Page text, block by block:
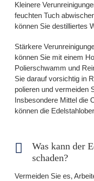
Kleinere
feuchten Tuch
können Sie destilliertes
Stärkere
können Sie mit einem
Polierschwamm und
Sie darauf vorsichtig in
polieren und vermeiden
Insbesondere Mittel die
können die
Was kann der
schaden?
Vermeiden Sie es,